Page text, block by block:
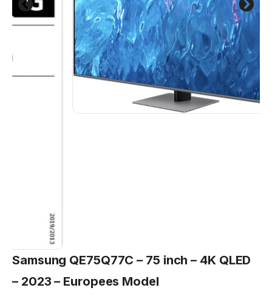
Samsung QE75Q77C – 75 inch – 4K QLED
– 2023 – Europees Model